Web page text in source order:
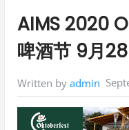
AIMS 2020
啤酒节 9月
Written by admin